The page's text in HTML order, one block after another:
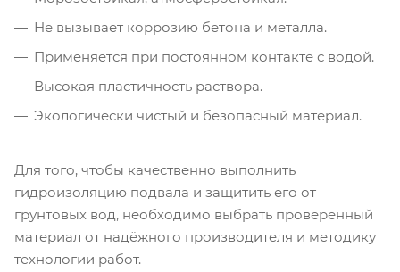
Не вызывает коррозию бетона и металла.
Применяется при постоянном контакте с водой.
Высокая пластичность раствора.
Экологически чистый и безопасный материал.
Для того, чтобы качественно выполнить
гидроизоляцию подвала и защитить его от
грунтовых вод, необходимо выбрать проверенный
материал от надёжного производителя и методику
технологии работ.